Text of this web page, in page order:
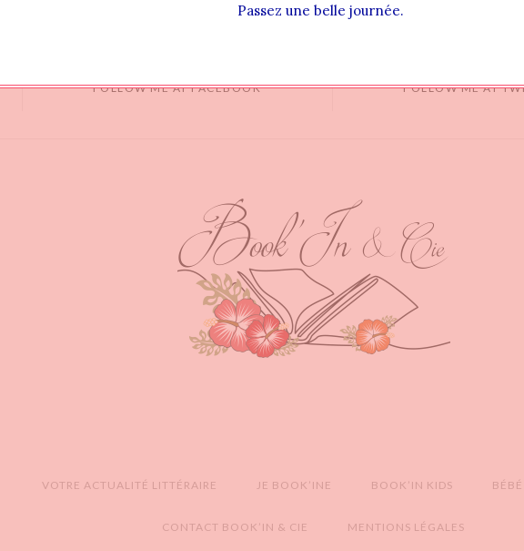
FOLLOW ME AT FACEBOOK FOLLOW ME AT
VOTRE ACTUALITÉ LITTÉRAIRE JE BOOK’INE BOOK’IN KIDS
CONTACT BOOK’IN & CIE MENTIONS LÉGALES
Passez une belle journée.